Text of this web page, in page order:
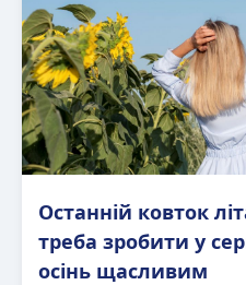
Останній ковток
треба зробити у
осінь щасливим